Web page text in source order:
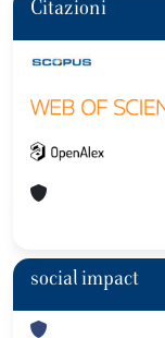
Citazioni
social impact